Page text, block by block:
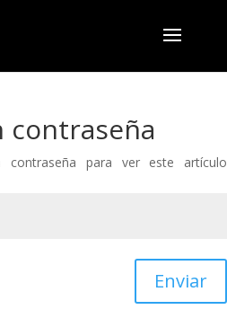
contraseña
contraseña para ver este artículo
Enviar